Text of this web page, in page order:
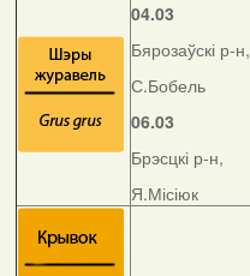
04.03
Бярозаўскі р-н,
С.Бобель
06.03
Брэсцкі р-н,
Я.Місіюк